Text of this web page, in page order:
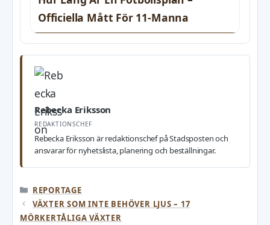
Officiella Mått För 11-Manna
Rebecka Eriksson
REDAKTIONSCHEF
Rebecka Eriksson är redaktionschef på Stadsposten och
ansvarar för nyhetslista, planering och beställningar.
KATEGORIER
REPORTAGE
VÄXTER SOM INTE BEHÖVER LJUS – 17
MÖRKERTÅLIGA VÄXTER